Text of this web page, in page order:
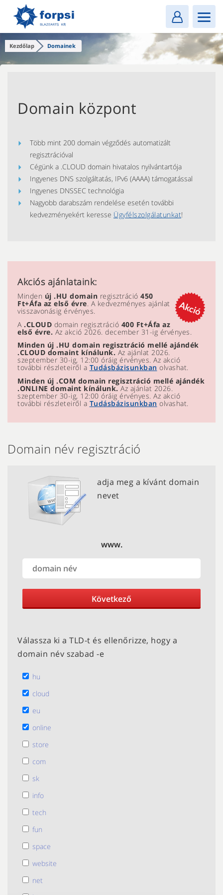
Kezdőlap Domainek
Domain központ
Több mint 200 domain végződés automatizált
regisztrációval
Cégünk a .CLOUD domain hivatalos nyilvántartója
Ingyenes DNS szolgáltatás, IPv6 (AAAA) támogatással
Ingyenes DNSSEC technológia
Nagyobb darabszám rendelése esetén további
kedvezményekért keresse Ügyfélszolgálatunkat!
Akciós ajánlataink:
Minden új .HU domain regisztráció 450
Ft+Áfa az első évre. A kedvezményes ajánlat
visszavonásig érvényes.
A .CLOUD domain regisztráció 400 Ft+Áfa az
első évre. Az akció 2026. december 31-ig érvényes.
Minden új .HU domain regisztráció mellé ajándék
.CLOUD domaint kínálunk. Az ajánlat 2026.
szeptember 30-ig, 12:00 óráig érvényes. Az akció
további részleteiről a Tudásbázisunkban olvashat.
Minden új .COM domain regisztráció mellé ajándék
.ONLINE domaint kínálunk.Az ajánlat 2026.
szeptember 30-ig, 12:00 óráig érvényes. Az akció
további részleteiről a Tudásbázisunkban olvashat.
Domain név regisztráció
adja meg a kívánt domain
nevet
www.
Következő
Válassza ki a TLD-t és ellenőrizze, hogy a
domain név szabad -e
hu
cloud
eu
online
store
com
sk
info
tech
fun
space
website
net
MENU
Login